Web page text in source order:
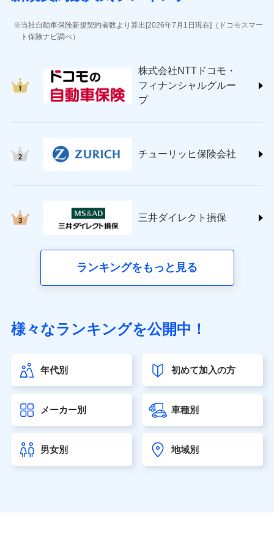
ソニー損害保険株式会社
(https://www.sonysonpo.co.jp/)
ＳＯＭＰＯダイレクト損害保険株式会社
(https://www.sompo-direct.co.jp/)
チューリッヒ保険会社 (https://www.zurich.co.jp/)
(https://www.nisshinfire.co.jp/)
(https://www.petfamilyins.co.jp/)
ins.com/)
三井ダイレクト損害保険株式会社
（https://www.sonylife.co.jp）
第一ネオ生命保険株式会社（https://neofirst.co.jp/）
大樹生命保険株式会社（https://www.taiju-life.co.jp）
seimei.co.jp）
チューリッヒ生命保険株式会社
東京海上日動あんしん生命保険株式会社
（https://www.tmn-anshin.co.jp/）
当社自動車保険新規契約者数より算出[2026年7月1日現在]（ドコモスマー
ト保険ナビ調べ）
株式会社NTTドコモ・
フィナンシャルグルー
プ
チューリッヒ保険会社
三井ダイレクト損保
ランキングをもっと見る
様々なランキングを公開中！
年代別 初めて加入の方
メーカー別 車種別
男女別 地域別